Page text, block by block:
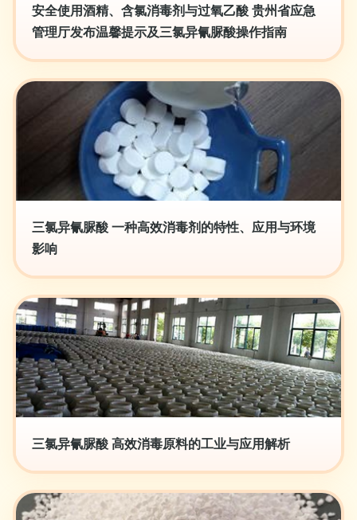
安全使用酒精、含氯消毒剂与过氧乙酸 贵州省应急
管理厅发布温馨提示及三氯异氰脲酸操作指南
三氯异氰脲酸 一种高效消毒剂的特性、应用与环境
影响
三氯异氰脲酸 高效消毒原料的工业与应用解析